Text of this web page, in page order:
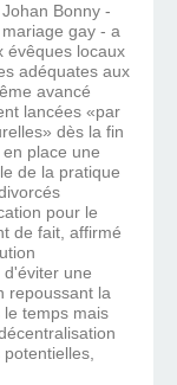
Bonny -
gay - a
évêques locaux
adéquates aux
avancé
lancées «par
dès la fin
place une
de la pratique
pour le
de fait, affirmé
une
repoussant la
temps mais